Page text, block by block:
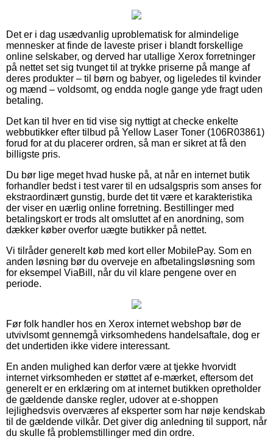
Det er i dag usædvanlig uproblematisk for almindelige
mennesker at finde de laveste priser i blandt forskellige
online selskaber, og derved har utallige Xerox forretninger
på nettet set sig tvunget til at trykke priserne på mange af
deres produkter – til børn og babyer, og ligeledes til kvinder
og mænd – voldsomt, og endda nogle gange yde fragt uden
betaling.
Det kan til hver en tid vise sig nyttigt at checke enkelte
webbutikker efter tilbud på Yellow Laser Toner (106R03861)
forud for at du placerer ordren, så man er sikret at få den
billigste pris.
Du bør lige meget hvad huske på, at når en internet butik
forhandler bedst i test varer til en udsalgspris som anses for
ekstraordinært gunstig, burde det tit være et karakteristika
der viser en uærlig online forretning. Bestillinger med
betalingskort er trods alt omsluttet af en anordning, som
dækker køber overfor uægte butikker på nettet.
Vi tilråder generelt køb med kort eller MobilePay. Som en
anden løsning bør du overveje en afbetalingsløsning som
for eksempel ViaBill, når du vil klare pengene over en
periode.
Før folk handler hos en Xerox internet webshop bør de
utvivlsomt gennemgå virksomhedens handelsaftale, dog er
det undertiden ikke videre interessant.
En anden mulighed kan derfor være at tjekke hvorvidt
internet virksomheden er støttet af e-mærket, eftersom det
generelt er en erklæring om at internet butikken opretholder
de gældende danske regler, udover at e-shoppen
lejlighedsvis overværes af eksperter som har nøje kendskab
til de gældende vilkår. Det giver dig anledning til support, når
du skulle få problemstillinger med din ordre.